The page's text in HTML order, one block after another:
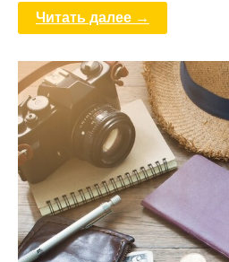
Читать далее →